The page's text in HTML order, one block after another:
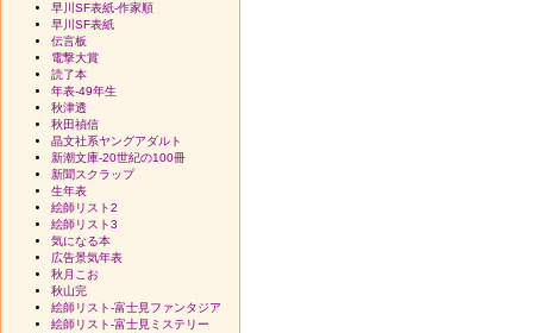
早川SF表紙-作家順
早川SF表紙
伝言板
電撃大賞
読了本
年表-49年生
秋津透
秋田禎信
晶文社系ヤングアダルト
新潮文庫-20世紀の100冊
新聞スクラップ
生年表
絵師リスト2
絵師リスト3
気になる本
広告景気年表
秋月こお
秋山完
絵師リスト-富士見ファンタジア
絵師リスト-富士見ミステリー